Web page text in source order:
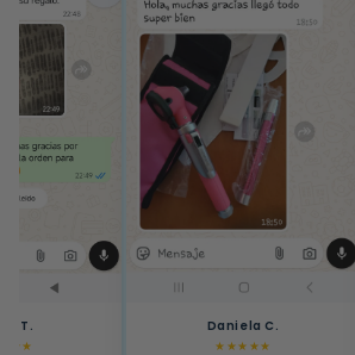
T. Daniela C.
★★★★★